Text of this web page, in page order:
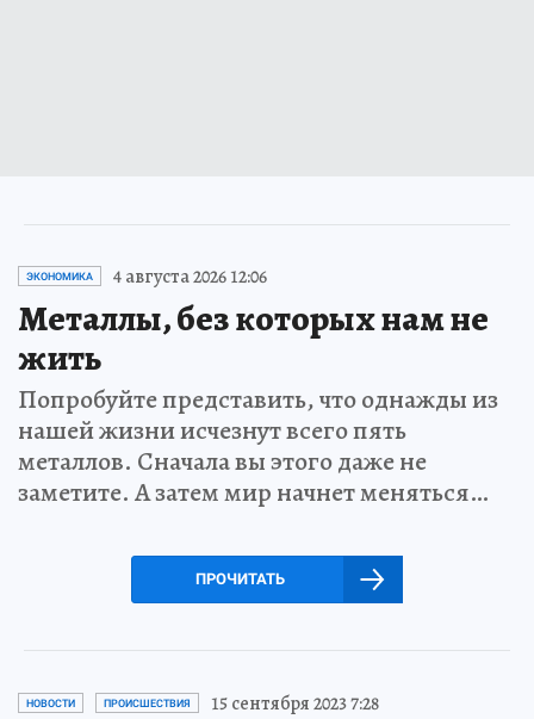
ЭКОНОМИКА 4 августа 2026 12:06
Металлы, без которых нам не
жить
Попробуйте представить, что однажды из
нашей жизни исчезнут всего пять
металлов. Сначала вы этого даже не
заметите. А затем мир начнет меняться…
ПРОЧИТАТЬ
НОВОСТИ ПРОИСШЕСТВИЯ 15 сентября 2023 7:28